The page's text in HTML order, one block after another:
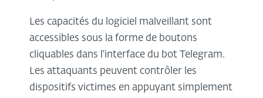
Les capacités du logiciel malveillant sont
accessibles sous la forme de boutons
cliquables dans l'interface du bot Telegram.
Les attaquants peuvent contrôler les
dispositifs victimes en appuyant simplement